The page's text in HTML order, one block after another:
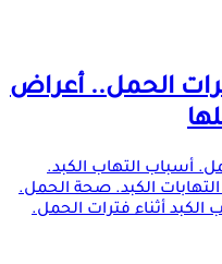
الحمل.. أعراض
أسباب التهاب الكبد.
الكبد. صحة الحمل.
الكبد أثناء فترات الحمل.